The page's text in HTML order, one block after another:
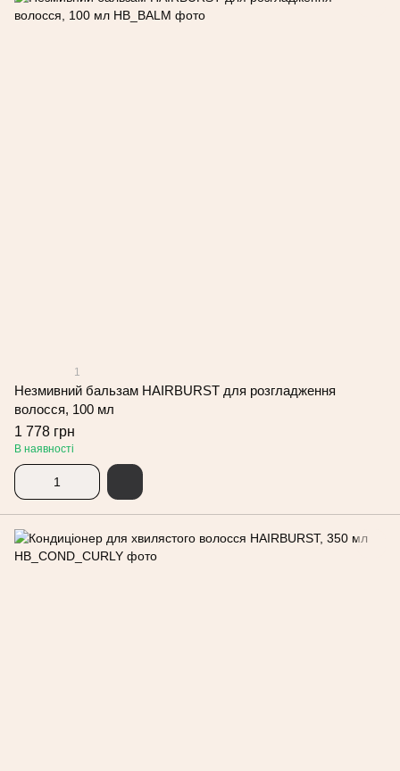
1
Незмивний бальзам HAIRBURST для розгладження
волосся, 100 мл
1 778 грн
В наявності